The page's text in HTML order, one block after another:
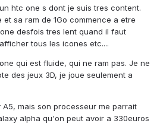
htc one s dont je suis tres content.
sa ram de 1Go commence a etre
desfois tres lent quand il faut
tous les icones etc....
qui est fluide, qui ne ram pas. Je ne
des jeux 3D, je joue seulement a
mais son processeur me parrait
alpha qu'on peut avoir a 330euros